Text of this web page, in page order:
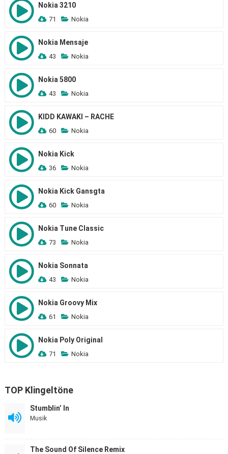
Nokia 3210
71 Nokia
Nokia Mensaje
43 Nokia
Nokia 5800
43 Nokia
KIDD KAWAKI – RACHE
60 Nokia
Nokia Kick
36 Nokia
Nokia Kick Gansgta
60 Nokia
Nokia Tune Classic
73 Nokia
Nokia Sonnata
43 Nokia
Nokia Groovy Mix
61 Nokia
Nokia Poly Original
71 Nokia
TOP Klingeltöne
Stumblin’ In
Musik
The Sound Of Silence Remix